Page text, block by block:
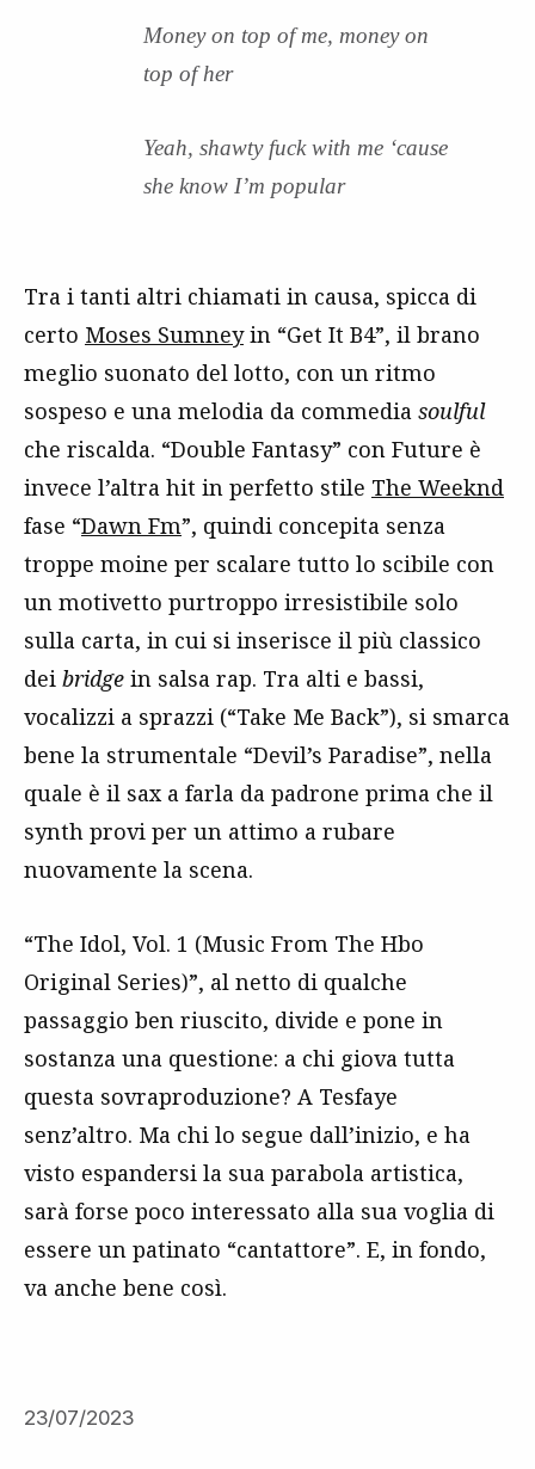
Money on top of me, money on
top of her
Yeah, shawty fuck with me ‘cause
she know I’m popular
Tra i tanti altri chiamati in causa, spicca di
certo Moses Sumneyin “Get It B4”, il brano
meglio suonato del lotto, con un ritmo
sospeso e una melodia da commedia soulful
che riscalda. “Double Fantasy” con Future è
invece l’altra hit in perfetto stile The Weeknd
fase “Dawn Fm”, quindi concepita senza
troppe moine per scalare tutto lo scibile con
un motivetto purtroppo irresistibile solo
sulla carta, in cui si inserisce il più classico
dei bridge in salsa rap. Tra alti e bassi,
vocalizzi a sprazzi (“Take Me Back”), si smarca
bene la strumentale “Devil’s Paradise”, nella
quale è il sax a farla da padrone prima che il
synth provi per un attimo a rubare
nuovamente la scena.
“The Idol, Vol. 1 (Music From The Hbo
Original Series)”, al netto di qualche
passaggio ben riuscito, divide e pone in
sostanza una questione: a chi giova tutta
questa sovraproduzione? A Tesfaye
senz’altro. Ma chi lo segue dall’inizio, e ha
visto espandersi la sua parabola artistica,
sarà forse poco interessato alla sua voglia di
essere un patinato “cantattore”. E, in fondo,
va anche bene così.
23/07/2023